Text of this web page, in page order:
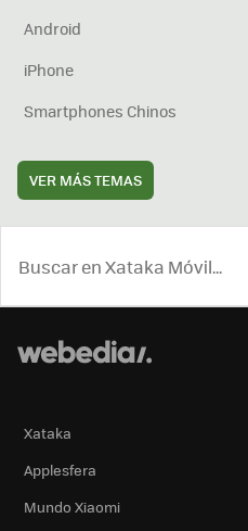
Android
iPhone
Smartphones Chinos
VER MÁS TEMAS
Xataka
Applesfera
Mundo Xiaomi